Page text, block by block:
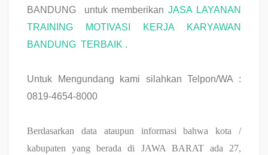
BANDUNG untuk memberikanJASA LAYANAN
TRAINING MOTIVASI KERJA KARYAWAN
BANDUNG TERBAIK .
Untuk Mengundang kami silahkan Telpon/WA :
0819-4654-8000
Berdasarkan data ataupun informasi bahwa kota /
kabupaten yang berada di JAWA BARAT ada 27,